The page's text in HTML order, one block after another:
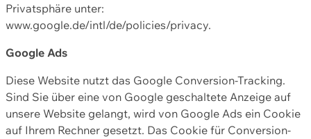
Privatsphäre unter:
www.google.de/intl/de/policies/privacy.
Google Ads
Diese Website nutzt das Google Conversion-Tracking.
Sind Sie über eine von Google geschaltete Anzeige auf
unsere Website gelangt, wird von Google Ads ein Cookie
auf Ihrem Rechner gesetzt. Das Cookie für Conversion-